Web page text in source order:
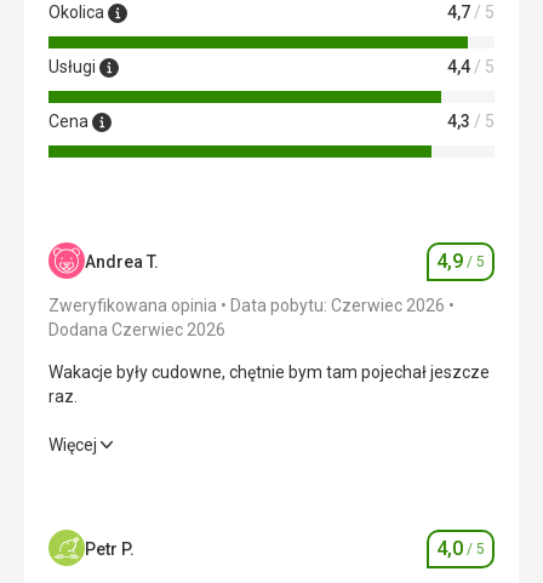
Okolica 4,7 / 5
Usługi 4,4 / 5
Cena 4,3 / 5
Andrea T. Ocena
4,9 / 5
Zweryfikowana opinia
Data pobytu: Czerwiec 2026
Dodana Czerwiec 2026
Wakacje były cudowne, chętnie bym tam pojechał jeszcze
raz.
Wakacje były cudowne, chętnie bym tam pojechał jeszcze
Zakwaterowanie 5,0/ 5
Więcej
Petr P. Ocena
4,0 / 5